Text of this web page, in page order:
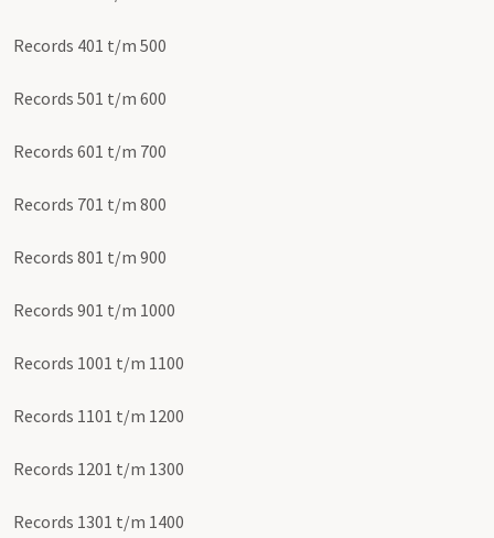
Records 401 t/m 500
Records 501 t/m 600
Records 601 t/m 700
Records 701 t/m 800
Records 801 t/m 900
Records 901 t/m 1000
Records 1001 t/m 1100
Records 1101 t/m 1200
Records 1201 t/m 1300
Records 1301 t/m 1400